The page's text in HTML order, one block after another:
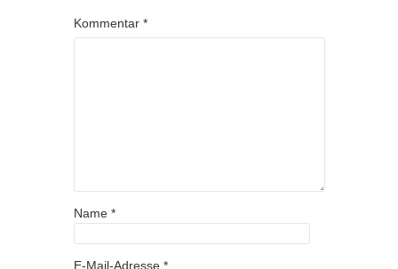
Kommentar *
Name *
E-Mail-Adresse *